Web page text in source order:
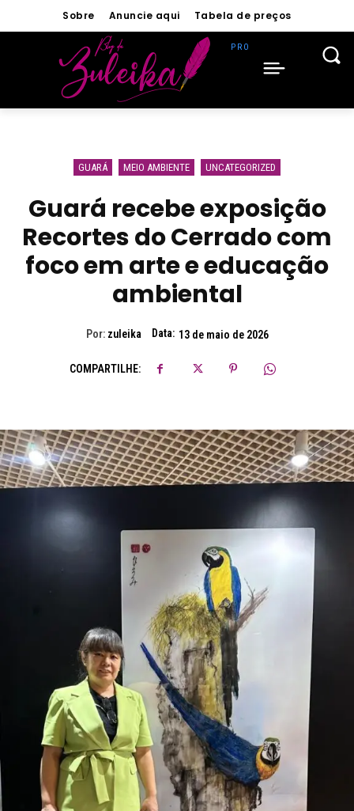
Sobre Anuncie aqui Tabela de preços
GUARÁ MEIO AMBIENTE UNCATEGORIZED
Guará recebe exposição
Recortes do Cerrado com
foco em arte e educação
ambiental
Por: zuleika Data: 13 de maio de 2026
COMPARTILHE: